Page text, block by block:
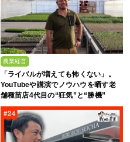
農業経営
「ライバルが増えても怖くない」。
YouTubeや講演でノウハウを晒す老
舗種苗店4代目の“狂気”と“勝機”